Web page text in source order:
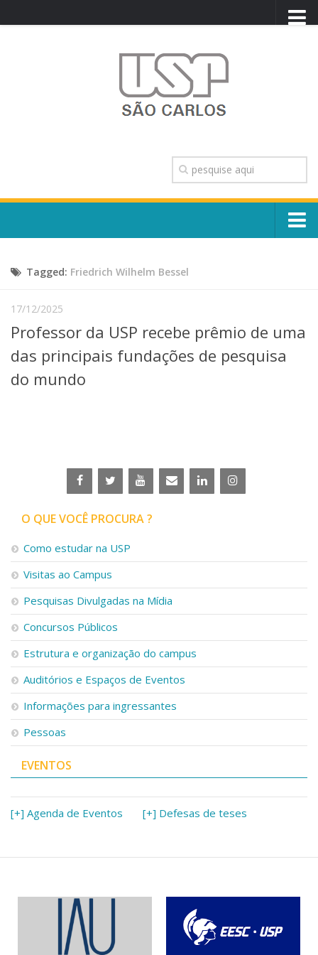
TRANSPARÊNCIA
OUVIDORIA
CONTATO
Escola, Institutos e Órgãos
Núcleos e Comissões
Telefones e Mapas
Pessoas
Ensino
Graduação
Linhas de Pesquisa
Centros, Núcleos e Projetos em Rede
Iniciação Científica
Empresas Juniores
Extensão à Comunidade
Projetos, Programas e Cursos
Artes, Cultura e Esportes
Museus e Espaços Interativos
Serviços
Bibliotecas
Apoio ao Estudante
Segurança, Trânsito e Prevenção
RH, Administrativo e Financeiro
Outros serviços
Comunicação
Assessorias e Mídias
Aplicativos e Sites
Jornal da USP
Agenda de Eventos
Tagged: Friedrich Wilhelm Bessel
17/12/2025
Professor da USP recebe prêmio de uma
das principais fundações de pesquisa
do mundo
O QUE VOCÊ PROCURA ?
Como estudar na USP
Visitas ao Campus
Pesquisas Divulgadas na Mídia
Concursos Públicos
Estrutura e organização do campus
Auditórios e Espaços de Eventos
Informações para ingressantes
Pessoas
EVENTOS
[+] Agenda de Eventos [+] Defesas de teses